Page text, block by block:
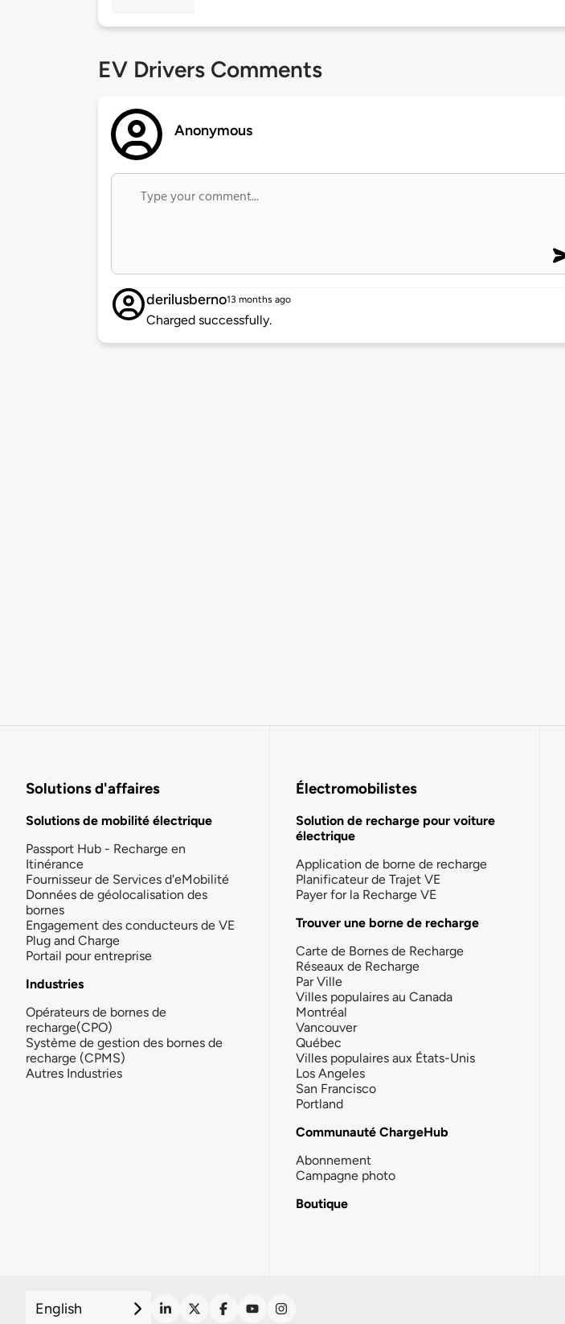
EV Drivers Comments
Anonymous
derilusberno13 months ago
Charged successfully.
Solutions d'affaires
Solutions de mobilité électrique
Passport Hub - Recharge en
Itinérance
Fournisseur de Services d'eMobilité
Données de géolocalisation des
bornes
Engagement des conducteurs de VE
Plug and Charge
Portail pour entreprise
Industries
Opérateurs de bornes de
recharge(CPO)
Système de gestion des bornes de
recharge (CPMS)
Autres Industries
Électromobilistes
Solution de recharge pour voiture
électrique
Application de borne de recharge
Planificateur de Trajet VE
Payer for la Recharge VE
Trouver une borne de recharge
Carte de Bornes de Recharge
Réseaux de Recharge
Par Ville
Villes populaires au Canada
Montréal
Vancouver
Québec
Villes populaires aux États-Unis
Los Angeles
San Francisco
Portland
Communauté ChargeHub
Abonnement
Campagne photo
Boutique
English